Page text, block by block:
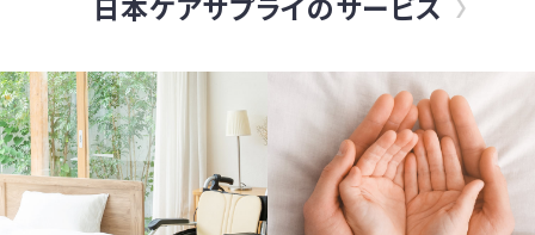
日本ケアサプライのサービス